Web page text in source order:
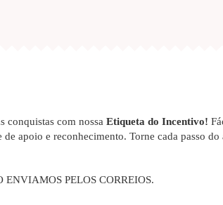
conquistas com nossa Etiqueta do Incentivo!
apoio e reconhecimento. Torne cada passo
ENVIAMOS PELOS CORREIOS.